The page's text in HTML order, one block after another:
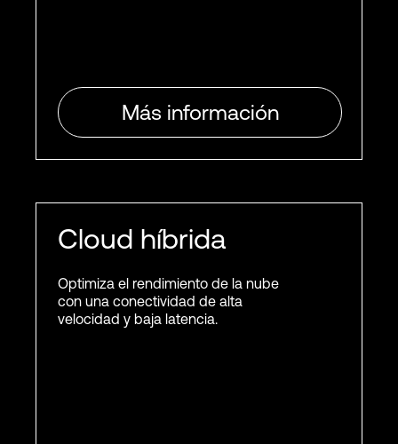
Más información
Cloud híbrida
Optimiza el rendimiento de la nube
con una conectividad de alta
velocidad y baja latencia.